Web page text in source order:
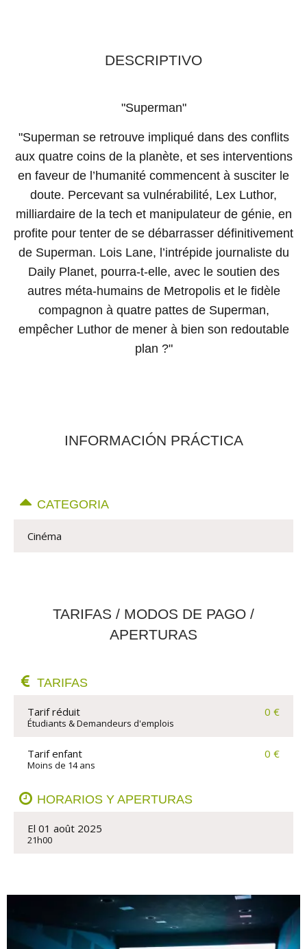
DESCRIPTIVO
"Superman"
"Superman se retrouve impliqué dans des conflits
aux quatre coins de la planète, et ses interventions
en faveur de l’humanité commencent à susciter le
doute. Percevant sa vulnérabilité, Lex Luthor,
milliardaire de la tech et manipulateur de génie, en
profite pour tenter de se débarrasser définitivement
de Superman. Lois Lane, l’intrépide journaliste du
Daily Planet, pourra-t-elle, avec le soutien des
autres méta-humains de Metropolis et le fidèle
compagnon à quatre pattes de Superman,
empêcher Luthor de mener à bien son redoutable
plan ?"
INFORMACIÓN PRÁCTICA
CATEGORIA
Cinéma
TARIFAS / MODOS DE PAGO /
APERTURAS
TARIFAS
Tarif réduit 0 €
Étudiants & Demandeurs d'emplois
Tarif enfant 0 €
Moins de 14 ans
HORARIOS Y APERTURAS
El 01 août 2025
21h00